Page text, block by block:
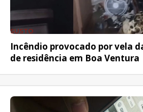
SUSTO
Incêndio provocado por vela
de residência em Boa Ventura